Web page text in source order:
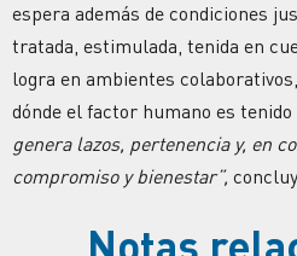
espera además de condiciones
tratada, estimulada, tenida en
logra en ambientes
dónde el factor humano es tenido
genera lazos, pertenencia y, en
compromiso y bienestar”,
Notas